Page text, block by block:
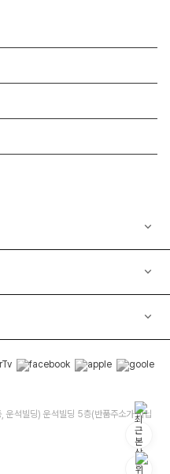
석빌딩) 운석빌딩 5층(반품주소가 아닙